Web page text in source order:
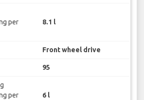
per
8.1 l
Front wheel drive
95
per
6 l